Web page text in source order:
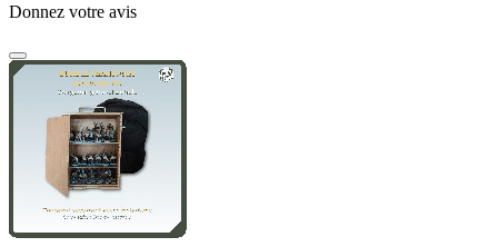
Donnez votre avis